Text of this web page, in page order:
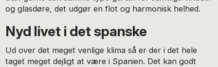
og glasdøre, det udgør en flot og harmonisk helhed.
Nyd livet i det spanske
Ud over det meget venlige klima så er der i det hele
taget meget dejligt at være i Spanien. Det kan godt